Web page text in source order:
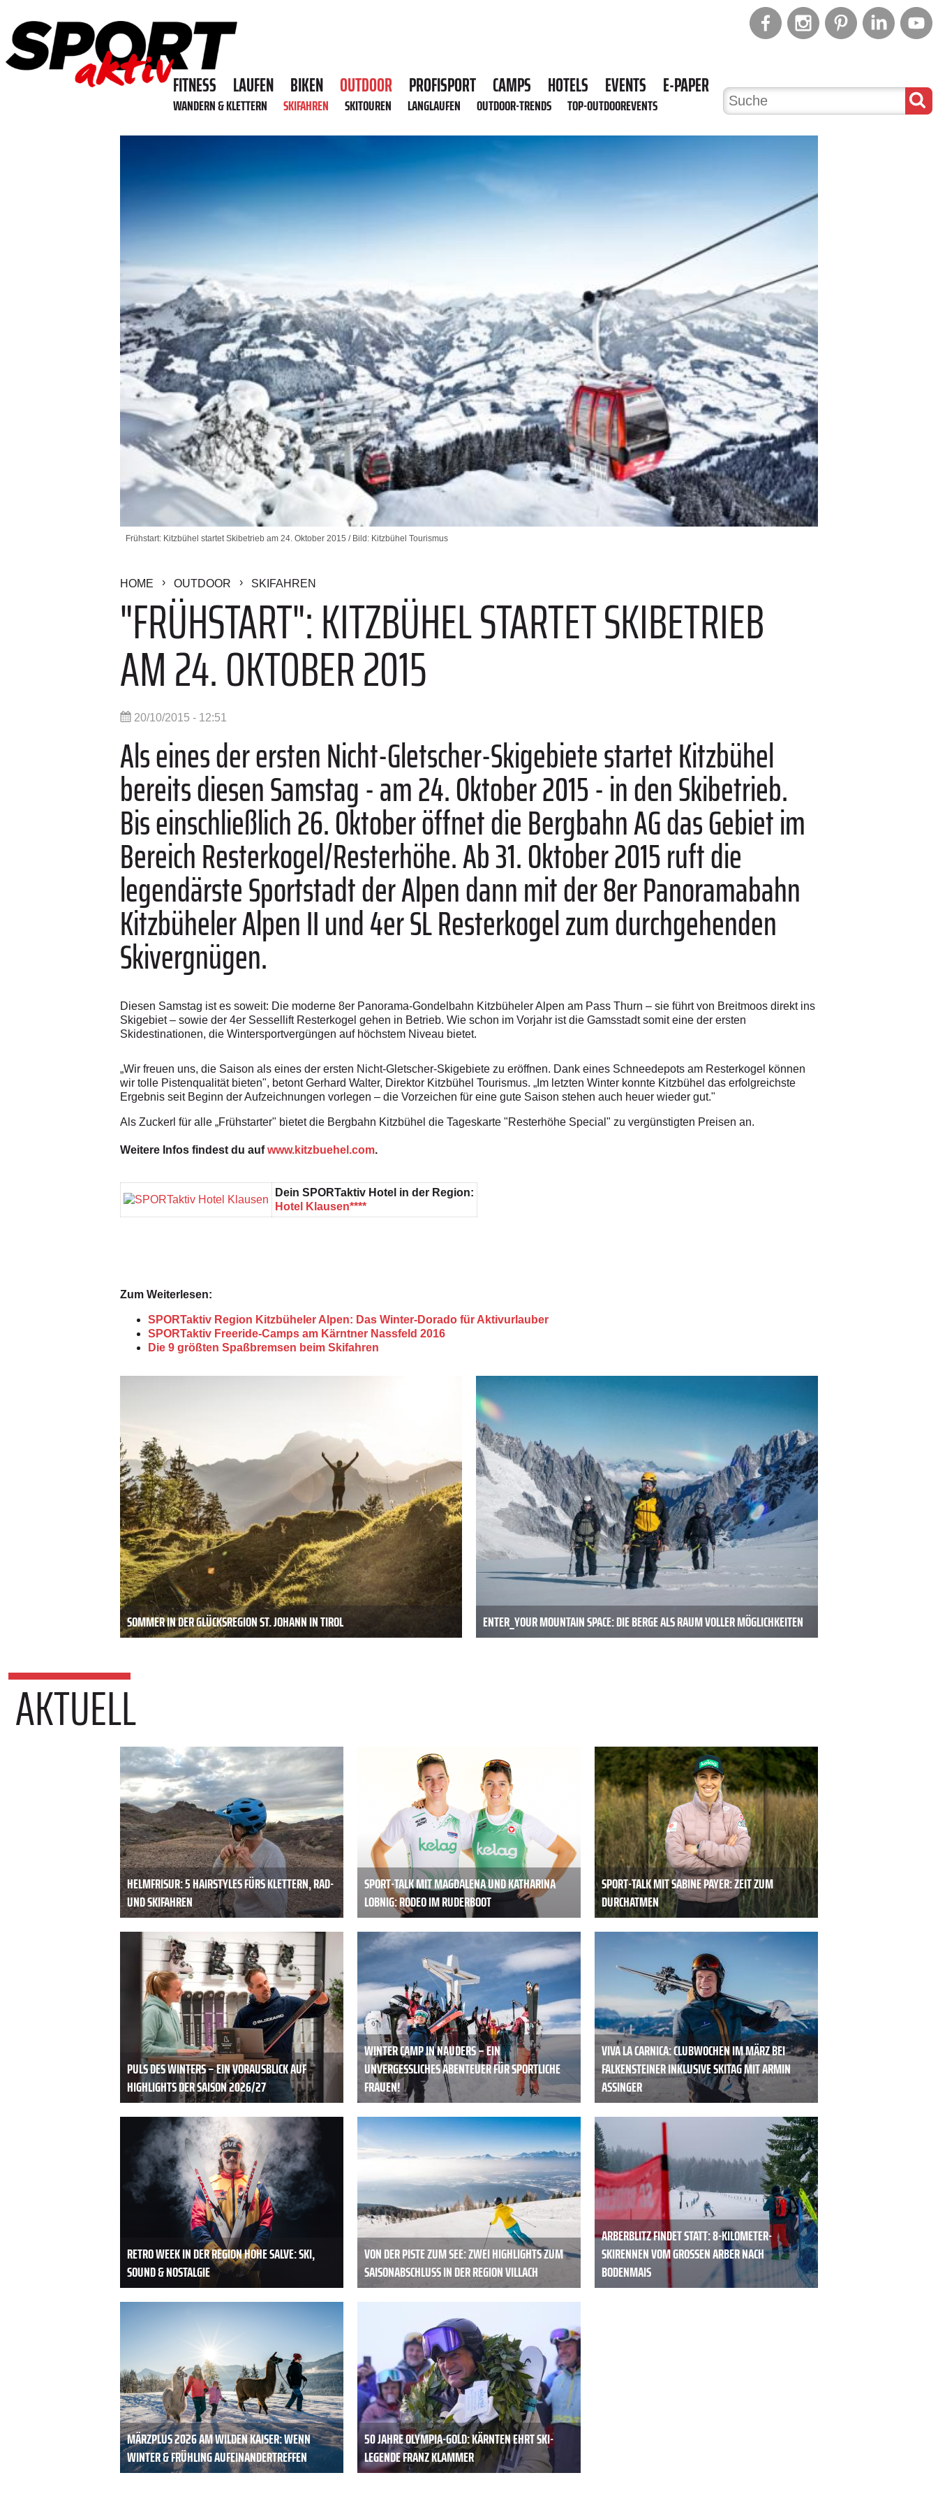
FITNESS LAUFEN BIKEN OUTDOOR PROFISPORT CAMPS HOTELS EVENTS E-PAPER
WANDERN & KLETTERN SKIFAHREN SKITOUREN LANGLAUFEN OUTDOOR-TRENDS TOP-OUTDOOREVENTS
Frühstart: Kitzbühel startet Skibetrieb am 24. Oktober 2015 / Bild: Kitzbühel Tourismus
HOME OUTDOOR SKIFAHREN
"FRÜHSTART": KITZBÜHEL STARTET SKIBETRIEB
AM 24. OKTOBER 2015
20/10/2015 - 12:51
Als eines der ersten Nicht-Gletscher-Skigebiete startet Kitzbühel
bereits diesen Samstag - am 24. Oktober 2015 - in den Skibetrieb.
Bis einschließlich 26. Oktober öffnet die Bergbahn AG das Gebiet im
Bereich Resterkogel/Resterhöhe. Ab 31. Oktober 2015 ruft die
legendärste Sportstadt der Alpen dann mit der 8er Panoramabahn
Kitzbüheler Alpen II und 4er SL Resterkogel zum durchgehenden
Skivergnügen.
Diesen Samstag ist es soweit: Die moderne 8er Panorama-Gondelbahn Kitzbüheler Alpen am Pass Thurn – sie führt von Breitmoos direkt ins
Skigebiet – sowie der 4er Sessellift Resterkogel gehen in Betrieb. Wie schon im Vorjahr ist die Gamsstadt somit eine der ersten
Skidestinationen, die Wintersportvergüngen auf höchstem Niveau bietet.
„Wir freuen uns, die Saison als eines der ersten Nicht-Gletscher-Skigebiete zu eröffnen. Dank eines Schneedepots am Resterkogel können
wir tolle Pistenqualität bieten", betont Gerhard Walter, Direktor Kitzbühel Tourismus. „Im letzten Winter konnte Kitzbühel das erfolgreichste
Ergebnis seit Beginn der Aufzeichnungen vorlegen – die Vorzeichen für eine gute Saison stehen auch heuer wieder gut."
Als Zuckerl für alle „Frühstarter" bietet die Bergbahn Kitzbühel die Tageskarte "Resterhöhe Special" zu vergünstigten Preisen an.
Weitere Infos findest du aufwww.kitzbuehel.com.
Dein SPORTaktiv Hotel in der Region:
Hotel Klausen****
Zum Weiterlesen:
SPORTaktiv Region Kitzbüheler Alpen: Das Winter-Dorado für Aktivurlauber
SPORTaktiv Freeride-Camps am Kärntner Nassfeld 2016
Die 9 größten Spaßbremsen beim Skifahren
SOMMER IN DER GLÜCKSREGION ST. JOHANN IN TIROL ENTER_YOUR MOUNTAIN SPACE: DIE BERGE ALS RAUM VOLLER MÖGLICHKEITEN
AKTUELL
HELMFRISUR: 5 HAIRSTYLES FÜRS KLETTERN, RAD-
UND SKIFAHREN
SPORT-TALK MIT MAGDALENA UND KATHARINA
LOBNIG: RODEO IM RUDERBOOT
SPORT-TALK MIT SABINE PAYER: ZEIT ZUM
DURCHATMEN
PULS DES WINTERS – EIN VORAUSBLICK AUF
HIGHLIGHTS DER SAISON 2026/27
WINTER CAMP IN NAUDERS – EIN
UNVERGESSLICHES ABENTEUER FÜR SPORTLICHE
FRAUEN!
VIVA LA CARNICA: CLUBWOCHEN IM MÄRZ BEI
FALKENSTEINER INKLUSIVE SKITAG MIT ARMIN
ASSINGER
RETRO WEEK IN DER REGION HOHE SALVE: SKI,
SOUND & NOSTALGIE
VON DER PISTE ZUM SEE: ZWEI HIGHLIGHTS ZUM
SAISONABSCHLUSS IN DER REGION VILLACH
ARBERBLITZ FINDET STATT: 8-KILOMETER-
SKIRENNEN VOM GROSSEN ARBER NACH B
ODENMAIS
MÄRZPLUS 2026 AM WILDEN KAISER: WENN
WINTER & FRÜHLING AUFEINANDERTREFFEN
50 JAHRE OLYMPIA-GOLD: KÄRNTEN EHRT SKI-
LEGENDE FRANZ KLAMMER